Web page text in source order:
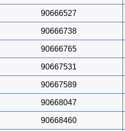
90666527
90666738
90666765
90667531
90667589
90668047
90668460